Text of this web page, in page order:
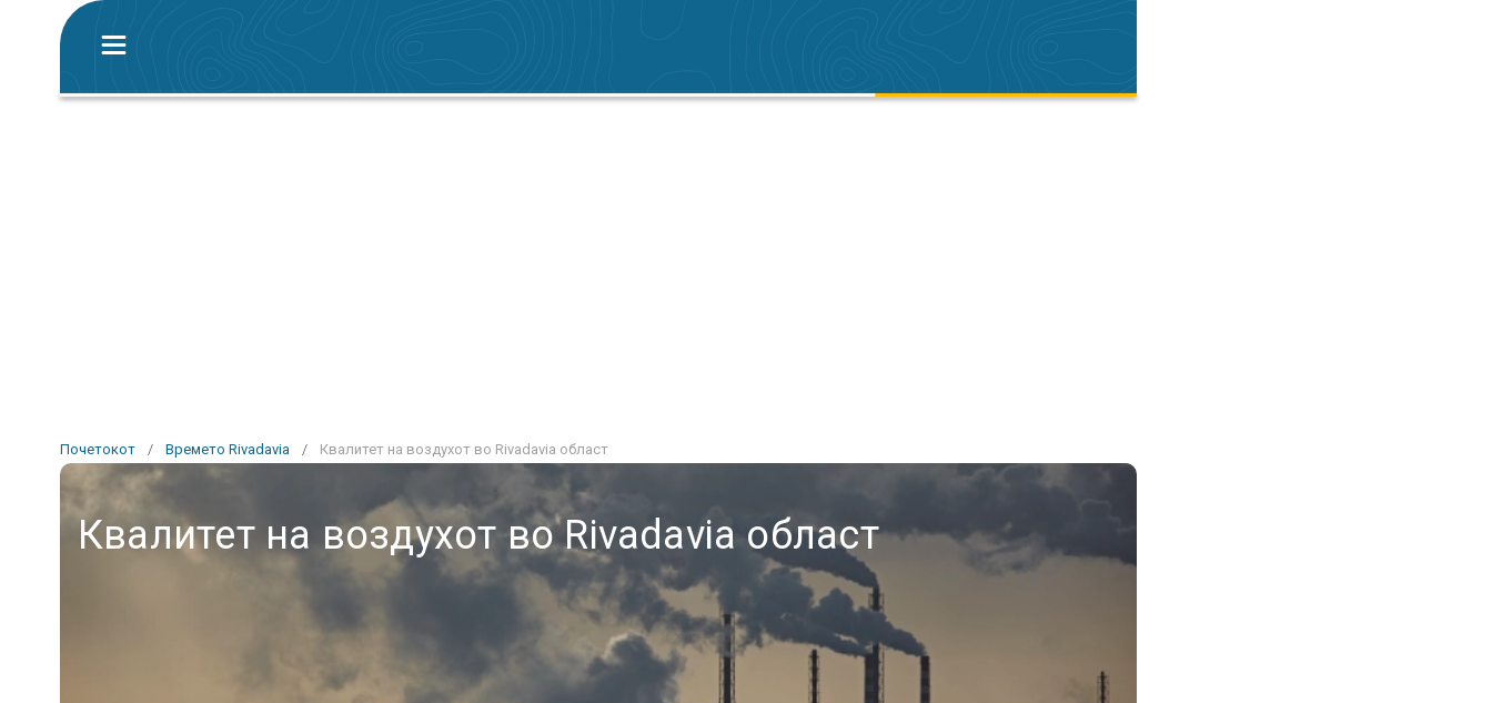
Почетокот / Времето Rivadavia / Квалитет на воздухот во Rivadavia област
Квалитет на воздухот во Rivadavia област